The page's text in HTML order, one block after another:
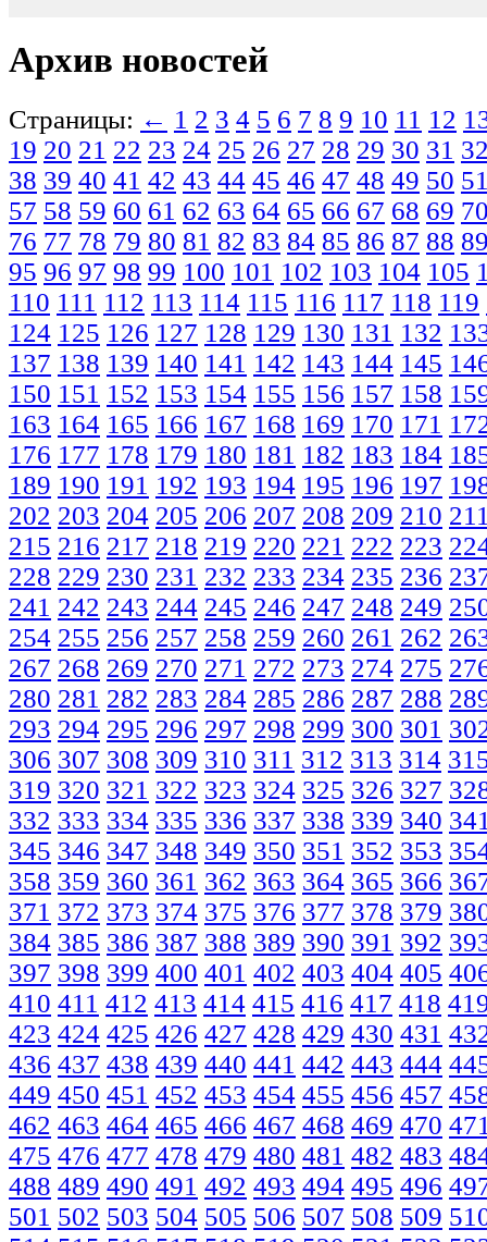
Архив новостей
Страницы: ← 1 2 3 4 5 6 7 8 9 10 11 12
19 20 21 22 23 24 25 26 27 28 29 30 31
38 39 40 41 42 43 44 45 46 47 48 49 50
57 58 59 60 61 62 63 64 65 66 67 68 69
76 77 78 79 80 81 82 83 84 85 86 87 88
95 96 97 98 99 100 101 102 103 104 105
110 111 112 113 114 115 116 117 118 119
124 125 126 127 128 129 130 131 132
137 138 139 140 141 142 143 144 145
150 151 152 153 154 155 156 157 158
163 164 165 166 167 168 169 170 171
176 177 178 179 180 181 182 183 184
189 190 191 192 193 194 195 196 197
202 203 204 205 206 207 208 209 210
215 216 217 218 219 220 221 222 223
228 229 230 231 232 233 234 235 236
241 242 243 244 245 246 247 248 249
254 255 256 257 258 259 260 261 262
267 268 269 270 271 272 273 274 275
280 281 282 283 284 285 286 287 288
293 294 295 296 297 298 299 300 301
306 307 308 309 310 311 312 313 314
319 320 321 322 323 324 325 326 327
332 333 334 335 336 337 338 339 340
345 346 347 348 349 350 351 352 353
358 359 360 361 362 363 364 365 366
371 372 373 374 375 376 377 378 379
384 385 386 387 388 389 390 391 392
397 398 399 400 401 402 403 404 405
410 411 412 413 414 415 416 417 418
423 424 425 426 427 428 429 430 431
436 437 438 439 440 441 442 443 444
449 450 451 452 453 454 455 456 457
462 463 464 465 466 467 468 469 470
475 476 477 478 479 480 481 482 483
488 489 490 491 492 493 494 495 496
501 502 503 504 505 506 507 508 509